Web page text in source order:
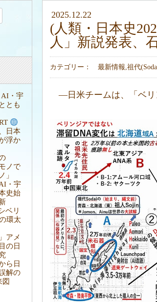
AI・宇
とも
日本
浮か
ノで
」
・宇
史始
ベリ
環太
アメ
の日
ら日
解の
図
2025.12.22
(人類・日本史
人」新説発表、
カテゴリー： 最新情報,祖代
―日米チームは、「ベリ